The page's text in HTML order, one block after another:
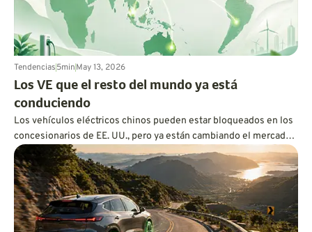
Tendencias5minMay 13, 2026
Los VE que el resto del mundo ya está
conduciendo
Los vehículos eléctricos chinos pueden estar bloqueados en los
concesionarios de EE. UU., pero ya están cambiando el mercado
en Australia, Europa, Canadá y más allá. Aquí te explicamos por
qué el resto del mundo se mueve más rápido de lo que los
estadounidenses podrían darse cuenta.